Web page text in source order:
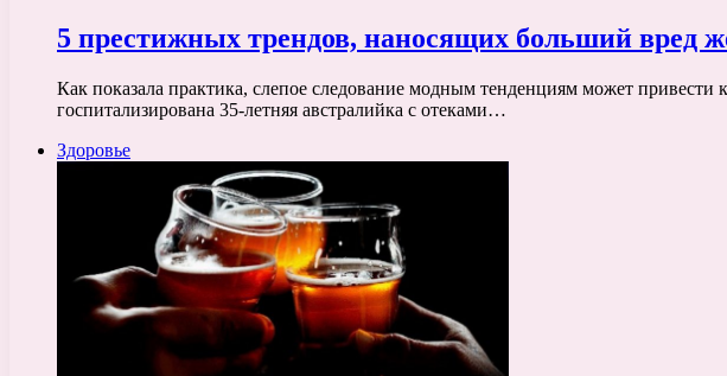
5 престижных трендов, наносящих больший вред
Как показала практика, слепое следование модным тенденциям может
госпитализирована 35-летняя австралийка с отеками…
Здоровье